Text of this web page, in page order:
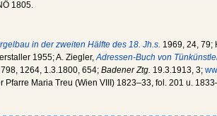
1805.
in der zweiten Hälfte des 18. Jh.s. 1969, 24, 79;
1955; A. Ziegler,Adressen-Buch von
1264, 1.3.1800, 654; Badener Ztg. 19.3.1913, 3;
Pfarre Maria Treu (Wien VIII) 1823–33, fol. 201 u.